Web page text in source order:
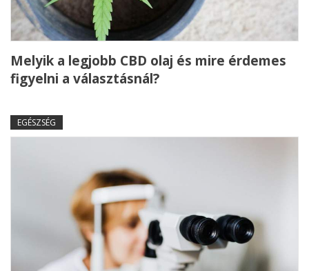
Melyik a legjobb CBD olaj és mire érdemes
figyelni a választásnál?
EGÉSZSÉG